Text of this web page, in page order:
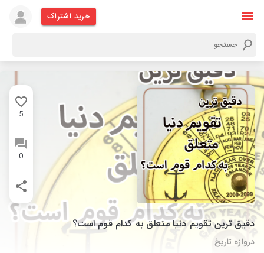
خرید اشتراک
5
0
دقیق ترین تقویم دنیا متعلق به کدام قوم است؟
دروازه تاریخ